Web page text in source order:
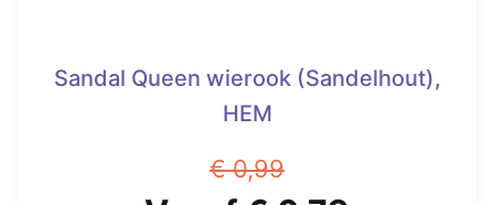
Sandal Queen wierook (Sandelhout),
HEM
€0,99